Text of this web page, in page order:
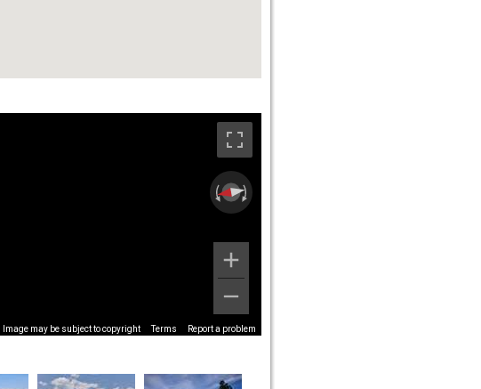
Image may be subject to copyright Terms Report a problem